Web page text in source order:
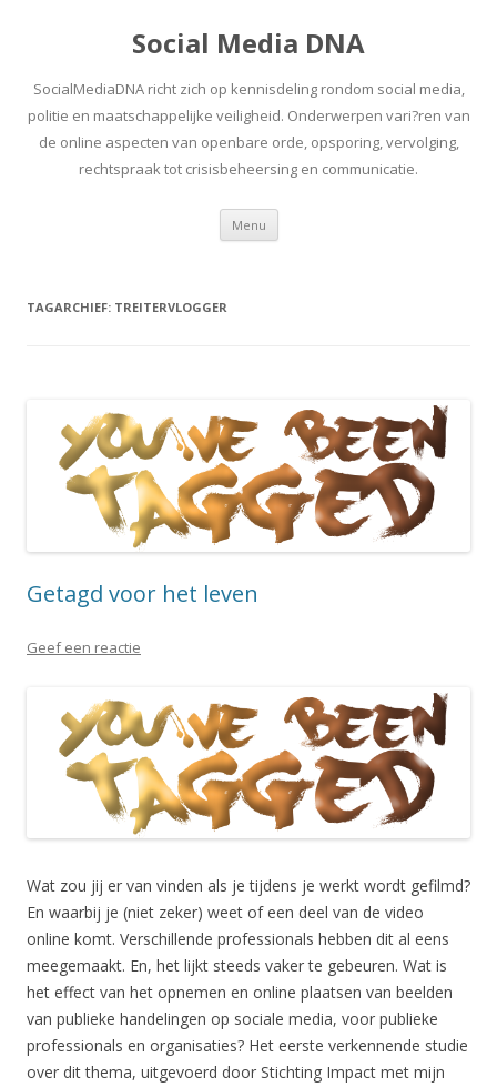
Social Media DNA
SocialMediaDNA richt zich op kennisdeling rondom social media,
politie en maatschappelijke veiligheid. Onderwerpen vari?ren van
de online aspecten van openbare orde, opsporing, vervolging,
rechtspraak tot crisisbeheersing en communicatie.
Menu Spring
inhoud
TAGARCHIEF: TREITERVLOGGER
Getagd voor het leven
Geef een reactie
Wat zou jij er van vinden als je tijdens je werkt wordt gefilmd?
En waarbij je (niet zeker) weet of een deel van de video
online komt. Verschillende professionals hebben dit al eens
meegemaakt. En, het lijkt steeds vaker te gebeuren. Wat is
het effect van het opnemen en online plaatsen van beelden
van publieke handelingen op sociale media, voor publieke
professionals en organisaties? Het eerste verkennende studie
over dit thema, uitgevoerd door Stichting Impact met mijn